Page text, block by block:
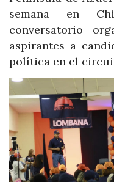
semana en
conversatorio
aspirantes a
política en el